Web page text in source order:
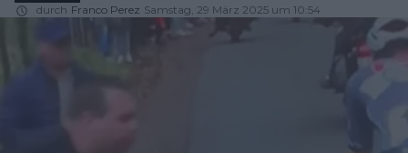
durch Franco Perez Samstag, 29 März 2025 um 10:54